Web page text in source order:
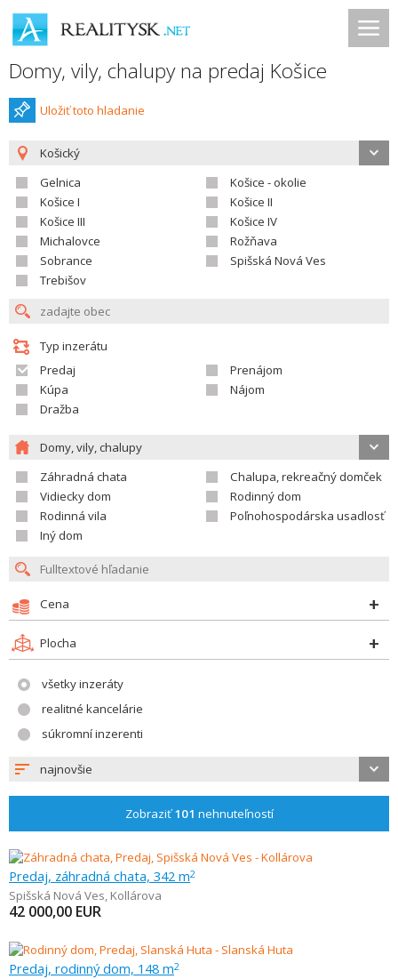
Domy, vily, chalupy na predaj Košice
Uložiť toto hladanie
Košický
Gelnica
Košice - okolie
Košice I
Košice II
Košice III
Košice IV
Michalovce
Rožňava
Sobrance
Spišská Nová Ves
Trebišov
Typ inzerátu
Predaj
Prenájom
Kúpa
Nájom
Dražba
Domy, vily, chalupy
Záhradná chata
Chalupa, rekreačný domček
Vidiecky dom
Rodinný dom
Rodinná vila
Poľnohospodárska usadlosť
Iný dom
Cena
Plocha
všetky inzeráty
realitné kancelárie
súkromní inzerenti
najnovšie
Zobraziť101 nehnuteľností
Predaj, záhradná chata, 342 m2
Spišská Nová Ves, Kollárova
42 000,00 EUR
Predaj, rodinný dom, 148 m2